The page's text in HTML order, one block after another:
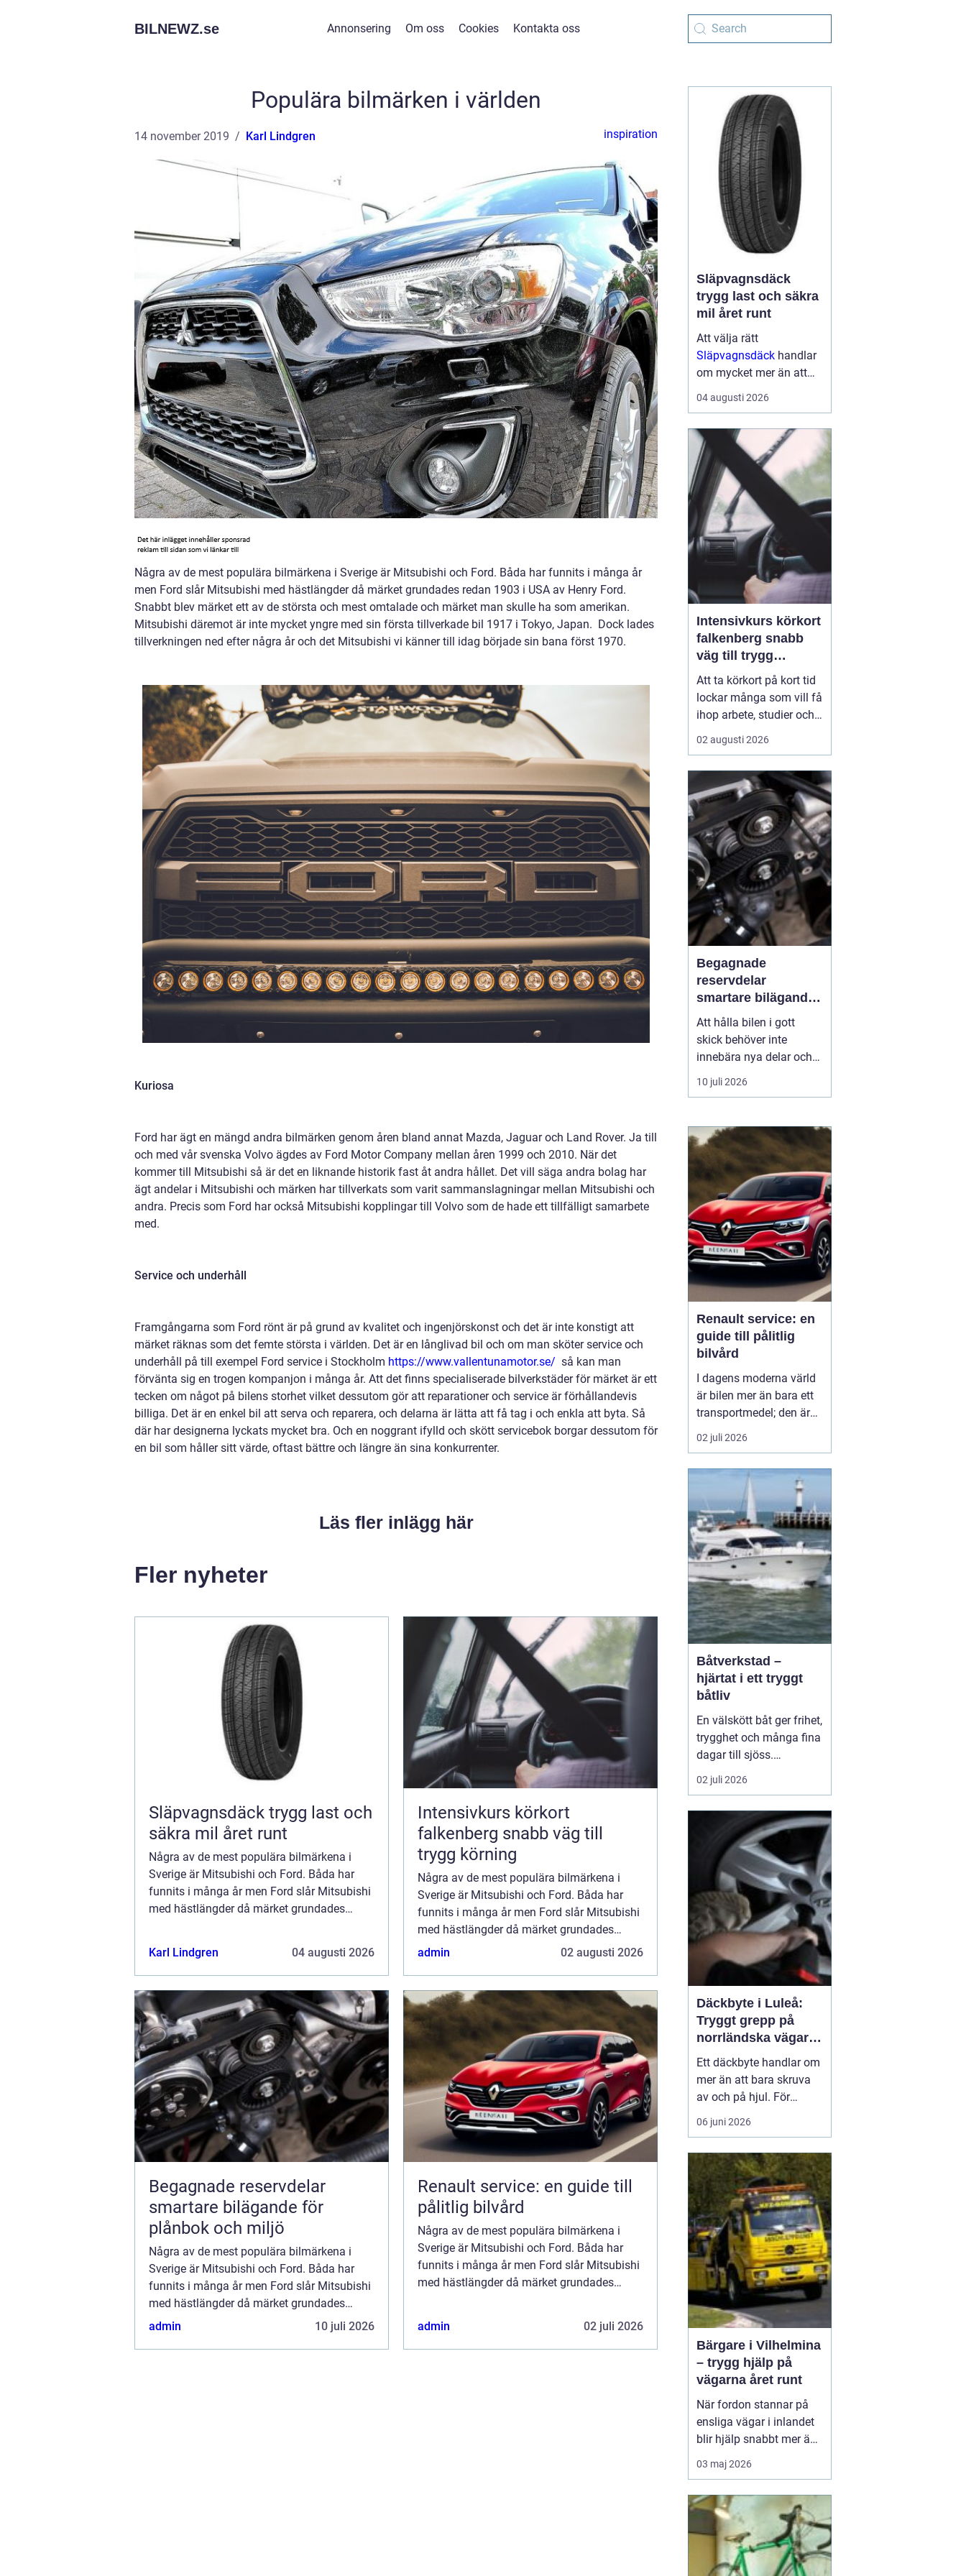
BILNEWZ.se Annonsering Om oss Cookies Kontakta oss
Populära bilmärken i världen
14 november 2019 Karl Lindgren inspiration
Några av de mest populära bilmärkena i Sverige är Mitsubishi och Ford. Båda har funnits i många år
men Ford slår Mitsubishi med hästlängder då märket grundades redan 1903 i USA av Henry Ford.
Snabbt blev märket ett av de största och mest omtalade och märket man skulle ha som amerikan.
Mitsubishi däremot är inte mycket yngre med sin första tillverkade bil 1917 i Tokyo, Japan. Dock lades
tillverkningen ned efter några år och det Mitsubishi vi känner till idag började sin bana först 1970.
Kuriosa
Ford har ägt en mängd andra bilmärken genom åren bland annat Mazda, Jaguar och Land Rover. Ja till
och med vår svenska Volvo ägdes av Ford Motor Company mellan åren 1999 och 2010. När det
kommer till Mitsubishi så är det en liknande historik fast åt andra hållet. Det vill säga andra bolag har
ägt andelar i Mitsubishi och märken har tillverkats som varit sammanslagningar mellan Mitsubishi och
andra. Precis som Ford har också Mitsubishi kopplingar till Volvo som de hade ett tillfälligt samarbete
med.
Service och underhåll
Framgångarna som Ford rönt är på grund av kvalitet och ingenjörskonst och det är inte konstigt att
märket räknas som det femte största i världen. Det är en långlivad bil och om man sköter service och
underhåll på till exempel Ford service i Stockholm https://www.vallentunamotor.se/ så kan man
förvänta sig en trogen kompanjon i många år. Att det finns specialiserade bilverkstäder för märket är ett
tecken om något på bilens storhet vilket dessutom gör att reparationer och service är förhållandevis
billiga. Det är en enkel bil att serva och reparera, och delarna är lätta att få tag i och enkla att byta. Så
där har designerna lyckats mycket bra. Och en noggrant ifylld och skött servicebok borgar dessutom för
en bil som håller sitt värde, oftast bättre och längre än sina konkurrenter.
Läs fler inlägg här
Fler nyheter
Släpvagnsdäck trygg last och
säkra mil året runt
Några av de mest populära bilmärkena i
Sverige är Mitsubishi och Ford. Båda har
funnits i många år men Ford slår Mitsubishi
med hästlängder då märket grundades
Karl Lindgren
04 augusti 2026
Intensivkurs körkort
falkenberg snabb väg till
trygg körning
Några av de mest populära bilmärkena i
Sverige är Mitsubishi och Ford. Båda har
funnits i många år men Ford slår Mitsubishi
med hästlängder då märket grundades
redan 1903 i USA av Henr...
admin 02 augusti 2026
Begagnade reservdelar
smartare bilägande för
plånbok och miljö
Några av de mest populära bilmärkena i
Sverige är Mitsubishi och Ford. Båda har
funnits i många år men Ford slår Mitsubishi
med hästlängder då märket grundades
redan 1903 i USA av Henr...
admin 10 juli 2026
Renault service: en guide till
pålitlig bilvård
Några av de mest populära bilmärkena i
Sverige är Mitsubishi och Ford. Båda har
funnits i många år men Ford slår Mitsubishi
med hästlängder då märket grundades
admin
02 juli 2026
Släpvagnsdäck
trygg last och säkra
mil året runt
Att välja rätt
Släpvagnsdäck handlar
om mycket mer än att
bara hitta rätt
dimension. Däckens
påverkar både
bromssträcka, stabilitet,
köregenskaper och i
förlängningen säkerhe...
04 augusti 2026
Intensivkurs körkort
falkenberg snabb
väg till trygg
körning
Att ta körkort på kort tid
lockar många som vill få
ihop arbete, studier och
vardag utan att dra ut på
processen i flera
intensivkurs körkort
Falkenberg geren tydlig
struktur,...
02 augusti 2026
Begagnade
reservdelar
smartare bilägande
för plånbok och
miljö
Att hålla bilen i gott
skick behöver inte
innebära nya delar och
höga kostnader. Allt fler
bilägare ser
reservdelarbåde
ekonomiskt och ur
miljösynpunkt. Genom
att vä...
10 juli 2026
Renault service: en
guide till pålitlig
bilvård
I dagens moderna värld
är bilen mer än bara ett
transportmedel; den är
en viktig del av vårt
dagliga liv och ofta en
bilen i toppskick är
därför avgörande för att
både förlänga dess
livslängd och behålla ett
högt andrahand...
02 juli 2026
Båtverkstad –
hjärtat i ett tryggt
båtliv
En välskött båt ger frihet,
trygghet och många fina
dagar till sjöss.
Samtidigt kräver ett
säkert båtliv mer än bara
snabb avspolning efter
säsongen. För mån...
02 juli 2026
Däckbyte i Luleå:
Tryggt grepp på
norrländska vägar
året runt
Ett däckbyte handlar om
mer än att bara skruva
av och på hjul. För
bilägare i Luleå är rätt
däck, monterade på rätt
en avgörande
säkerhetsfr&ari...
06 juni 2026
Bärgare i Vilhelmina
– trygg hjälp på
vägarna året runt
När fordon stannar på
ensliga vägar i inlandet
blir hjälp snabbt mer än
bara bekvämlighet det
handlar om trygghet. I
spelar bärgning och
vägassistans en central
roll för både b...
03 maj 2026